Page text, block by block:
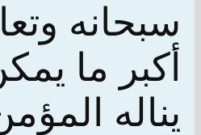
سبحانه
أكبر ما
يناله